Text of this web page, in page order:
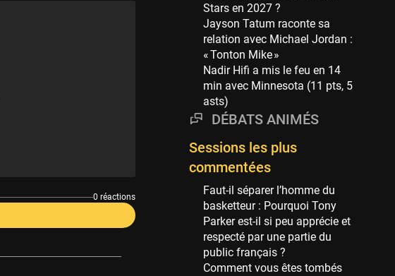
0 réactions
Miami Heat
63 sessions
Los Angeles Clippers
61 sessions
Indiana Pacers
53 sessions
New Orleans Pelicans
53 sessions
Jeux Olympiques
Atlanta Hawks
45 sessions
Chicago Bulls
41 sessions
Stars en 2027 ?
Jayson Tatum raconte sa
relation avec Michael Jordan :
« Tonton Mike »
Nadir Hifi a mis le feu en 14
min avec Minnesota (11 pts, 5
asts)
DÉBATS ANIMÉS
Sessions les plus
commentées
Faut-il séparer l’homme du
basketteur : Pourquoi Tony
Parker est-il si peu apprécie et
respecté par une partie du
public français ?
Comment vous êtes tombés